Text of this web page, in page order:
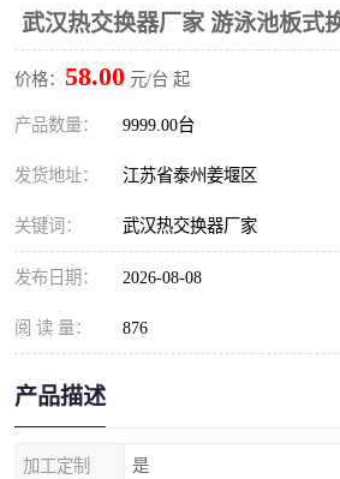
武汉热交换器厂家 游泳池板式
价格： 58.00 元/台 起
产品数量： 9999.00台
发货地址： 江苏省泰州姜堰区
关键词： 武汉热交换器厂家
发布日期： 2026-08-08
阅 读 量： 876
产品描述
加工定制 是